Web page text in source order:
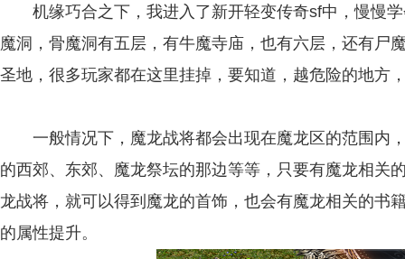
机缘巧合之下，我进入了新开轻变传奇sf中，慢慢学
魔洞，骨魔洞有五层，有牛魔寺庙，也有六层，还有尸
圣地，很多玩家都在这里挂掉，要知道，越危险的地方
一般情况下，魔龙战将都会出现在魔龙区的范围内
的西郊、东郊、魔龙祭坛的那边等等，只要有魔龙相关
龙战将，就可以得到魔龙的首饰，也会有魔龙相关的书
的属性提升。